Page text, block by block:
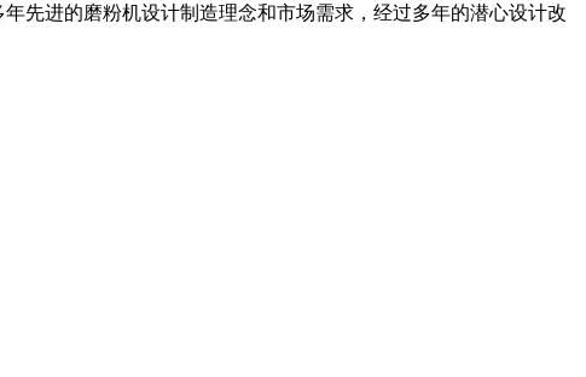
先进的磨粉机设计制造理念和市场需求，经过多年的潜心设计改